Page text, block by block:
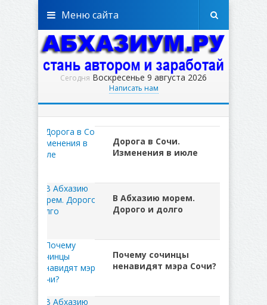
Сегодня Воскресенье 9 августа 2026
Написать нам
Меню сайта
Дорога в Сочи.
Изменения в июле
В Абхазию морем.
Дорого и долго
Почему сочинцы
ненавидят мэра Сочи?